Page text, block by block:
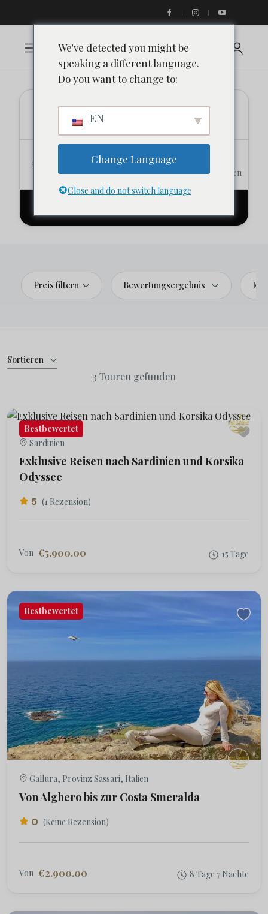
Standort
Datum hinzufügen
Kasse
Datum hinzufügen
Preis filtern Bewertungsergebnis
Sortieren
3 Touren gefunden
Bestbewertet
Sardinien
Exklusive Reisen nach Sardinien und Korsika
Odyssee
5 (1 Rezension)
Von €5.900.00 15 Tage
Bestbewertet
Gallura, Provinz Sassari, Italien
Von Alghero bis zur Costa Smeralda
0 (Keine Rezension)
Von €2.900.00 8 Tage 7 Nächte
We've detected you might be
speaking a different language.
Do you want to change to:
EN
Change Language
Close and do not switch language